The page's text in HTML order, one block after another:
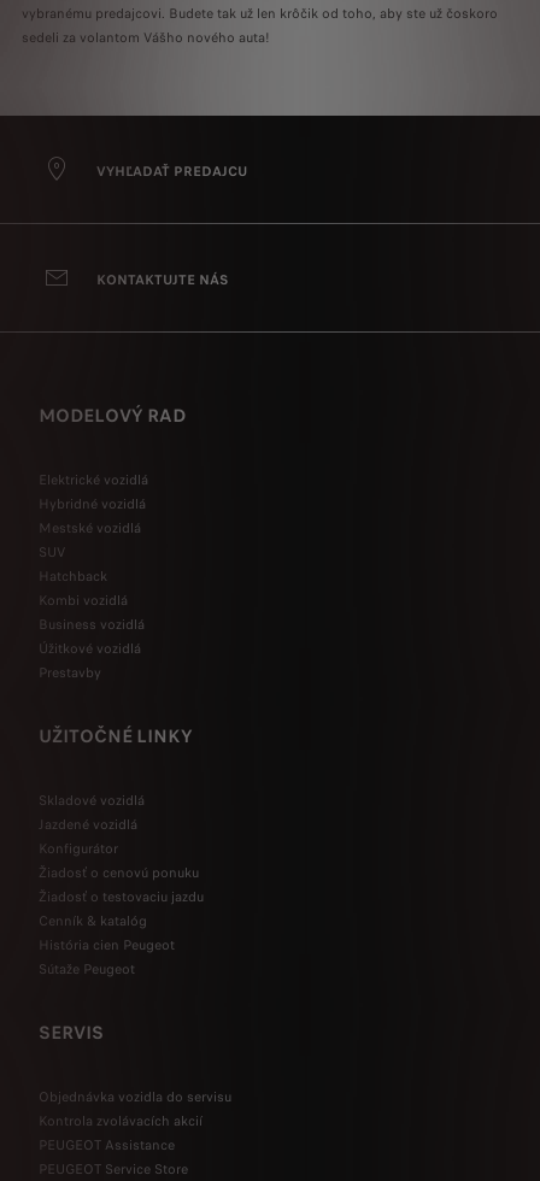
vybranému predajcovi. Budete tak už len krôčik od toho, aby ste už čoskoro
sedeli za volantom Vášho nového auta!
VYHĽADAŤ PREDAJCU
KONTAKTUJTE NÁS
MODELOVÝ RAD
Elektrické vozidlá
Hybridné vozidlá
Mestské vozidlá
SUV
Hatchback
Kombi vozidlá
Business vozidlá
Úžitkové vozidlá
Prestavby
UŽITOČNÉ LINKY
Skladové vozidlá
Jazdené vozidlá
Konfigurátor
Žiadosť o cenovú ponuku
Žiadosť o testovaciu jazdu
Cenník & katalóg
História cien Peugeot
Sútaže Peugeot
SERVIS
Objednávka vozidla do servisu
Kontrola zvolávacích akcií
PEUGEOT Assistance
PEUGEOT Service Store